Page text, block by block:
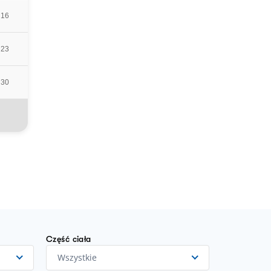
16
23
30
Część ciała
Wszystkie